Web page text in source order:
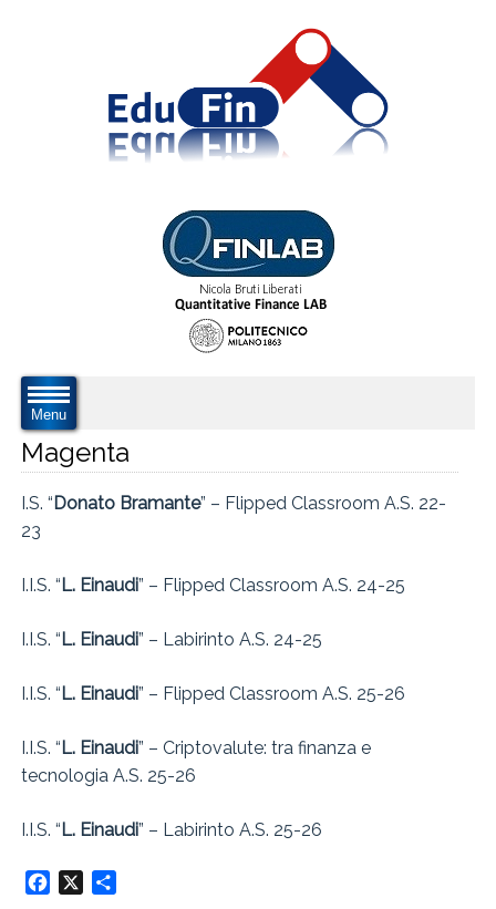
Menu
Magenta
I.S. “Donato Bramante” – Flipped Classroom A.S. 22-
23
I.I.S. “L. Einaudi” – Flipped Classroom A.S. 24-25
I.I.S. “L. Einaudi” – Labirinto A.S. 24-25
I.I.S. “L. Einaudi” – Flipped Classroom A.S. 25-26
I.I.S. “L. Einaudi” – Criptovalute: tra finanza e
tecnologia A.S. 25-26
I.I.S. “L. Einaudi” – Labirinto A.S. 25-26
Facebook